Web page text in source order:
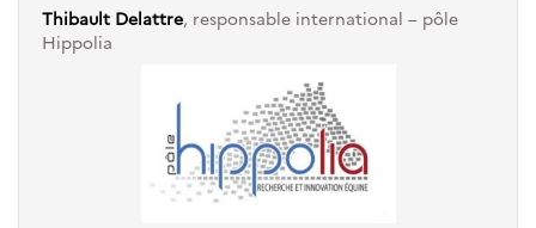
Thibault Delattre, responsable international – pôle
Hippolia